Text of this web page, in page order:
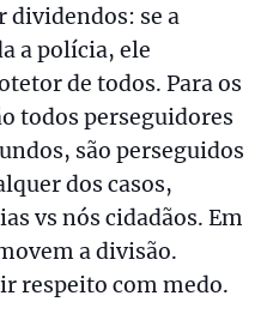
se a
a polícia, ele
de todos. Para os
todos perseguidores
são perseguidos
dos casos,
vs nós cidadãos. Em
a divisão.
respeito com medo.